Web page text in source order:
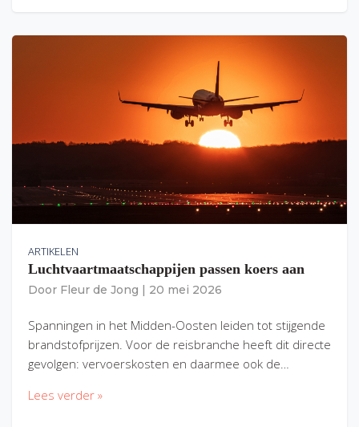
ARTIKELEN
Luchtvaartmaatschappijen passen koers aan
Door Fleur de Jong 20 mei 2026
Spanningen in het Midden-Oosten leiden tot stijgende
brandstofprijzen. Voor de reisbranche heeft dit directe
gevolgen: vervoerskosten en daarmee ook de…
Lees verder »